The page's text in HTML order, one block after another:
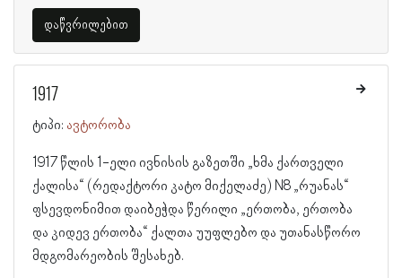
დაწვრილებით
1917
ტიპი: ავტორობა
1917 წლის 1-ელი ივნისის გაზეთში „ხმა ქართველი
ქალისა“ (რედაქტორი კატო მიქელაძე) N8 „რუანას“
ფსევდონიმით დაიბეჭდა წერილი „ერთობა, ერთობა
და კიდევ ერთობა“ ქალთა უუფლებო და უთანასწორო
მდგომარეობის შესახებ.